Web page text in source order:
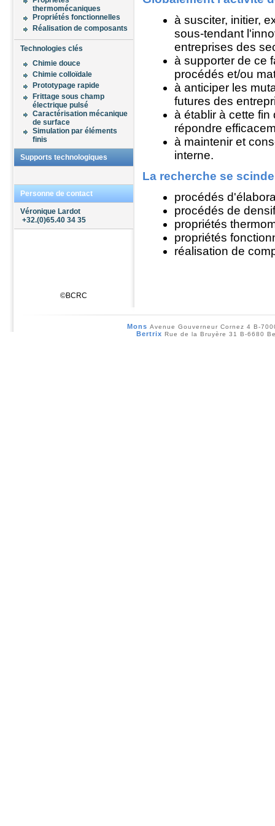
©BCRC
Produits
Sur articles en verre creux
ouvrages en béton
Sur matériaux pour la
construction
Sur revêtements routiers
Sur réfractaires
Sur sables et granulats
Sur vitrages et composants
Sols
Essais de sols
Mesures de pollution du
sous-sol
Autres expertises
thermomécaniques
Propriétés fonctionnelles
Réalisation de composants
Technologies clés
Chimie douce
Chimie colloïdale
Prototypage rapide
Frittage sous champ
électrique pulsé
Caractérisation mécanique
de surface
Simulation par éléments
finis
Supports technologiques
Personne de contact
Véronique Lardot
+32.(0)65.40 34 35
à susciter, initier,
sous-tendant
entreprises des
à supporter de ce
procédés et/ou
à anticiper les
futures des
à établir à cette
répondre
à maintenir et
interne.
La recherche se
procédés
procédés de
propriétés
propriétés
réalisation de
Mons Avenue Gouverneur Cornez 4 B-
Bertrix Rue de la Bruyère 31 B-6680